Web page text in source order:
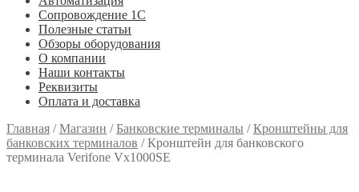
Сопровождение 1С
Полезные статьи
Обзоры оборудования
О компании
Наши контакты
Реквизиты
Оплата и доставка
Главная /Магазин /Банковские терминалы /Кронштейны для
банковских терминалов /Кронштейн для банковского
терминала Verifone Vx1000SE